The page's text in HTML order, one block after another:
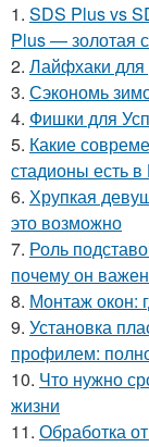
1. SDS Plus vs
Plus — золотая
2. Лайфхаки для
3. Сэкономь
4. Фишки для
5. Какие
стадионы есть
6. Хрупкая
это возможно
7. Роль
почему он важен
8. Монтаж окон:
9. Установка
профилем:
10. Что нужно
жизни
11. Обработка